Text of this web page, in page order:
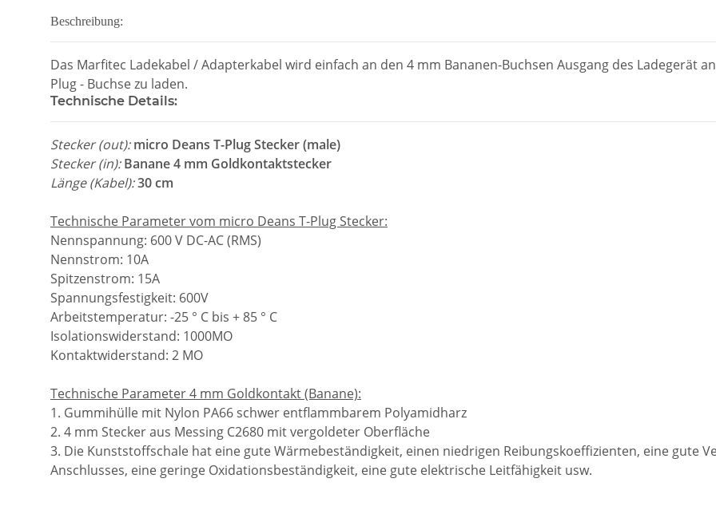
Beschreibung:
Das Marfitec Ladekabel / Adapterkabel wird einfach an den 4 mm Bananen-Buchsen Ausgang des Ladegerät
Plug - Buchse zu laden.
Technische Details:
Stecker (out):micro Deans T-Plug Stecker (male)
Stecker (in):Banane 4 mm Goldkontaktstecker
Länge (Kabel):30 cm
Technische Parameter vom micro Deans T-Plug Stecker:
Nennspannung: 600 V DC-AC (RMS)
Nennstrom: 10A
Spitzenstrom: 15A
Spannungsfestigkeit: 600V
Arbeitstemperatur: -25 ° C bis + 85 ° C
Isolationswiderstand: 1000MO
Kontaktwiderstand: 2 MO
Technische Parameter 4 mm Goldkontakt (Banane):
1. Gummihülle mit Nylon PA66 schwer entflammbarem Polyamidharz
2. 4 mm Stecker aus Messing C2680 mit vergoldeter Oberfläche
3. Die Kunststoffschale hat eine gute Wärmebeständigkeit, einen niedrigen Reibungskoeffizienten, eine gute
Anschlusses, eine geringe Oxidationsbeständigkeit, eine gute elektrische Leitfähigkeit usw.